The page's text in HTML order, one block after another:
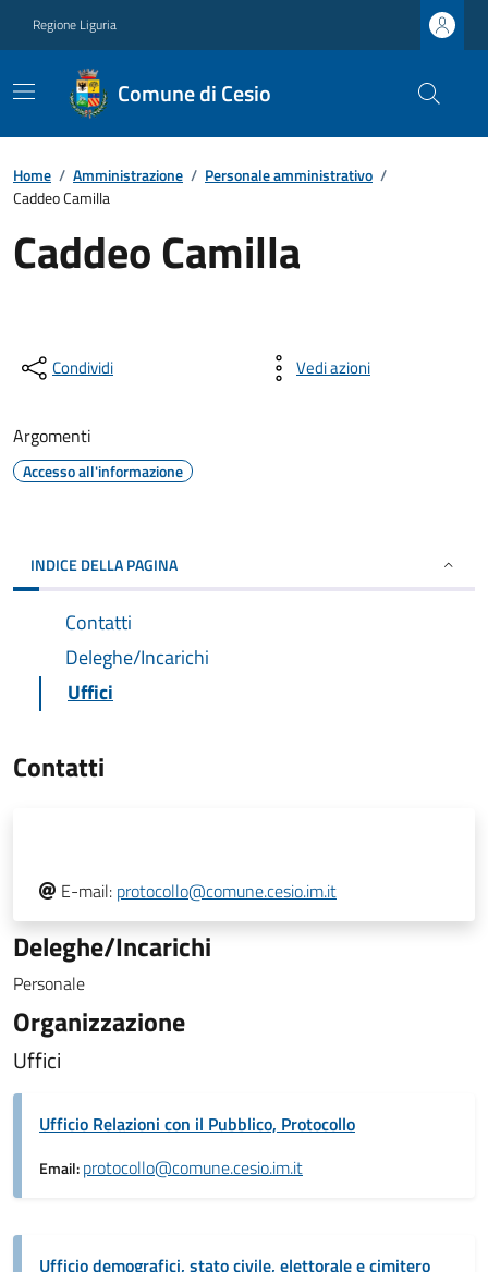
Regione Liguria
Comune di Cesio
Home / Amministrazione / Personale amministrativo /
Caddeo Camilla
Caddeo Camilla
Condividi Vedi azioni
Argomenti
Accesso all'informazione
INDICE DELLA PAGINA
Contatti
Deleghe/Incarichi
Uffici
Contatti
E-mail: protocollo@comune.cesio.im.it
Deleghe/Incarichi
Personale
Organizzazione
Uffici
Ufficio Relazioni con il Pubblico, Protocollo
Email:protocollo@comune.cesio.im.it
Ufficio demografici, stato civile, elettorale e cimitero